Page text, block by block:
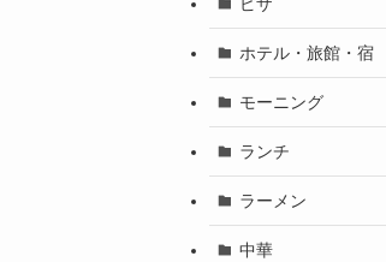
ホテル・旅館・宿
モーニング
ランチ
ラーメン
中華